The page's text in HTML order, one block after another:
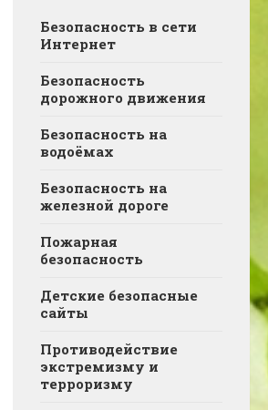
Безопасность в сети
Интернет
Безопасность
дорожного движения
Безопасность на
водоёмах
Безопасность на
железной дороге
Пожарная
безопасность
Детские безопасные
сайты
Противодействие
экстремизму и
терроризму